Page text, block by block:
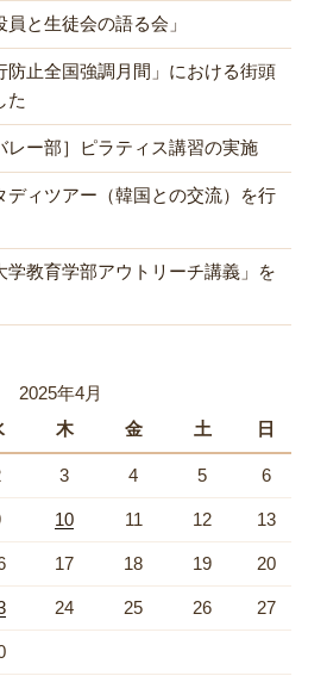
と生徒会の語る会」
防止全国強調月間」における街頭
た
レー部］ピラティス講習の実施
ディツアー（韓国との交流）を行
教育学部アウトリーチ講義」を
2025年4月
木 金 土 日
3 4 5 6
10 11 12 13
17 18 19 20
24 25 26 27